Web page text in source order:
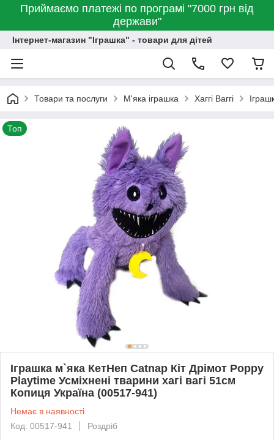
Приймаємо платежі по програмі "7000 грн від
держави"
Інтернет-магазин "Іграшка" - товари для дітей
Товари та послуги М'яка іграшка Хаггі Ваггі
Топ
Іграшка м`яка КетНеп Catnap Кіт Дрімот Poppy
Playtime Усміхнені тварини хагі вагі 51см
Копиця Україна (00517-941)
Немає в наявності
Код: 00517-941
Роздріб